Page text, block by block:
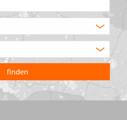
product
u?
land
waarin
u
wilt
zoeken.